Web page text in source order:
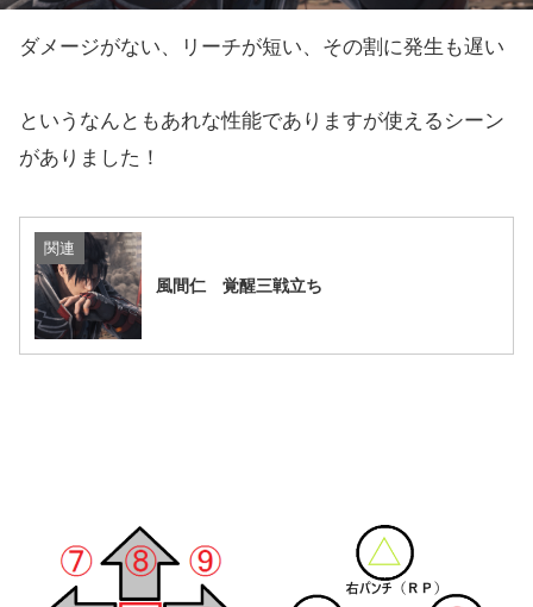
ダメージがない、リーチが短い、その割に発生も遅い
というなんともあれな性能でありますが使えるシーン
がありました！
関連
風間仁 覚醒三戦立ち